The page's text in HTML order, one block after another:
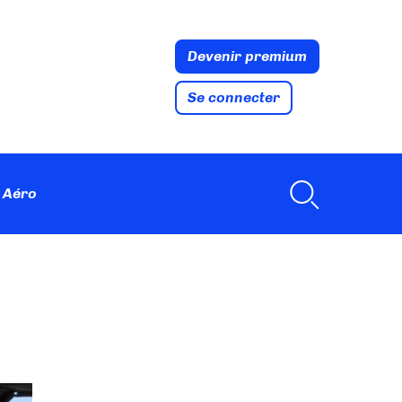
Devenir premium
Se connecter